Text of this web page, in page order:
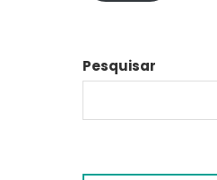
Pesquisar